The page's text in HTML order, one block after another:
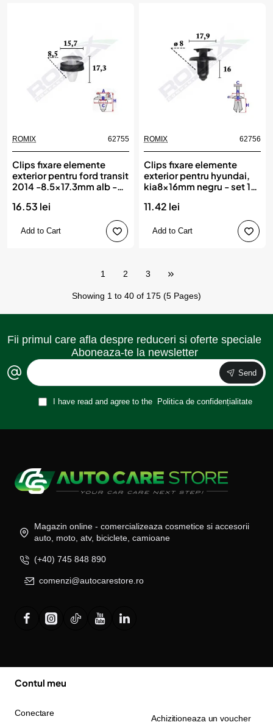
ROMIX 62755
Clips fixare elemente
exterior pentru ford transit
2014 -8.5x17.3mm alb -
16.53 lei
Add to Cart
ROMIX 62756
Clips fixare elemente
exterior pentru hyundai,
kia8x16mm negru - set 10
11.42 lei
Add to Cart
1 2 3
Showing 1 to 40 of 175 (5 Pages)
Fii primul care afla despre reduceri si oferte speciale
Aboneaza-te la newsletter
Send
I have read and agree to the Politica de confidențialitate
Magazin online - comercializeaza cosmetice si accesorii
auto, moto, atv, biciclete, camioane
(+40) 745 848 890
comenzi@autocarestore.ro
Contul meu
Conectare
Achizitioneaza un voucher